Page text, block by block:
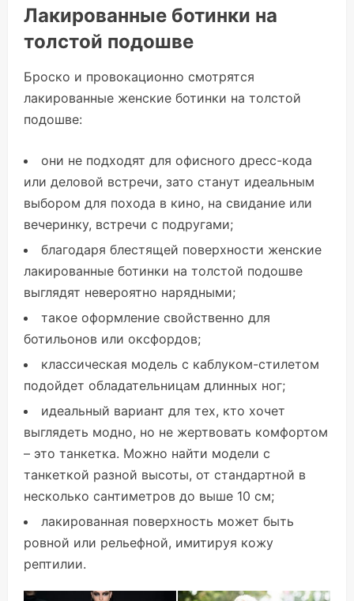
Лакированные ботинки на
толстой подошве
Броско и провокационно смотрятся
лакированные женские ботинки на толстой
подошве:
они не подходят для офисного дресс-кода
или деловой встречи, зато станут идеальным
выбором для похода в кино, на свидание или
вечеринку, встречи с подругами;
благодаря блестящей поверхности женские
лакированные ботинки на толстой подошве
выглядят невероятно нарядными;
такое оформление свойственно для
ботильонов или оксфордов;
классическая модель с каблуком-стилетом
подойдет обладательницам длинных ног;
идеальный вариант для тех, кто хочет
выглядеть модно, но не жертвовать комфортом
– это танкетка. Можно найти модели с
танкеткой разной высоты, от стандартной в
несколько сантиметров до выше 10 см;
лакированная поверхность может быть
ровной или рельефной, имитируя кожу
рептилии.